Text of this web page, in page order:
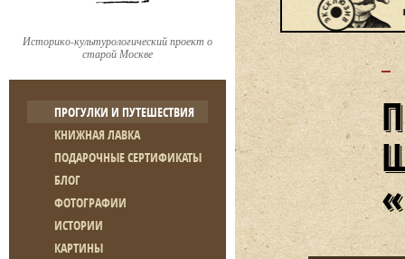
Историко-культурологический проект о
старой Москве
ПРОГУЛКИ И ПУТЕШЕСТВИЯ
КНИЖНАЯ ЛАВКА
ПОДАРОЧНЫЕ СЕРТИФИКАТЫ
БЛОГ
ФОТОГРАФИИ
ИСТОРИИ
КАРТИНЫ